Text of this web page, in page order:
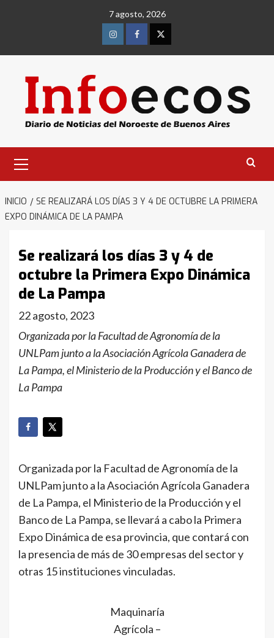
7 agosto, 2026
InstagramFacebookTwitter
primario
INICIO
SE REALIZARÁ LOS DÍAS 3 Y 4 DE OCTUBRE LA PRIMERA
EXPO DINÁMICA DE LA PAMPA
Se realizará los días 3 y 4 de
octubre la Primera Expo Dinámica
de La Pampa
22 agosto, 2023
Organizada por la Facultad de Agronomía de la
UNLPam junto a la Asociación Agrícola Ganadera de
La Pampa, el Ministerio de la Producción y el Banco de
La Pampa
Organizada por la Facultad de Agronomía de la
UNLPam junto a la Asociación Agrícola Ganadera
de La Pampa, el Ministerio de la Producción y el
Banco de La Pampa, se llevará a cabo la Primera
Expo Dinámica de esa provincia, que contará con
la presencia de más de 30 empresas del sector y
otras 15 instituciones vinculadas.
Maquinaría
Agrícola –